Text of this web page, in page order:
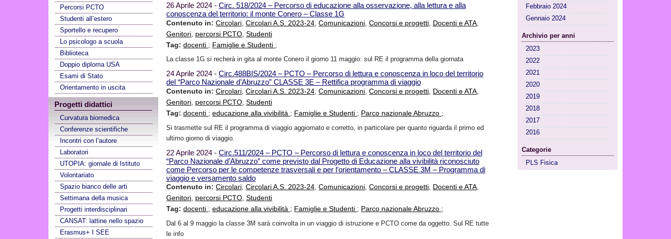
Percorsi PCTO
Studenti all’estero
Sportello e recupero
Lo psicologo a scuola
Biblioteca
Doppio diploma USA
Esami di Stato
Orientamento in uscita
Progetti didattici
Curvatura biomedica
Conferenze scientifiche
Incontri con l’autore
Laboratori
UTOPIA: giornale di Istituto
Volontariato
Spazio bianco delle arti
Settimana della musica
Progetti interdisciplinari
CANSAT: lattine nello spazio
Erasmus+ I SEE
26 Aprile 2024 -Circ. 518/2024 – Percorso di educazione alla osservazione, alla lettura e alla
conoscenza del territorio: il monte Conero – Classe 1G
Contenuto in: Circolari ,Circolari A.S. 2023-24 ,Comunicazioni ,Concorsi e progetti Docenti e ATA
Genitori percorsi PCTO ,Studenti
Tag: docenti ; Famiglie e Studenti ;
La classe 1G si recherà in gita al monte Conero il giorno 11 maggio: sul RE il programma della giornata
24 Aprile 2024 -Circ.488BIS/2024 – PCTO – Percorso di lettura e conoscenza in loco del territorio
del “Parco Nazionale d’Abruzzo” CLASSE 3E – Rettifica programma di viaggio
Contenuto in: Circolari ,Circolari A.S. 2023-24 ,Comunicazioni ,Concorsi e progetti Docenti e ATA
Genitori percorsi PCTO ,Studenti
Tag: docenti ;educazione alla vivibilità ; Famiglie e Studenti ; Parco nazionale Abruzzo ;
Si trasmette sul RE il programma di viaggio aggiornato e corretto, in particolare per quanto riguarda il primo ed
ultimo giorno di viaggio.
22 Aprile 2024 -Circ.511/2024 – PCTO – Percorso di lettura e conoscenza in loco del territorio del
“Parco Nazionale d’Abruzzo” come previsto dal Progetto di Educazione alla vivibilità riconosciuto
come Percorso per le competenze trasversali e per l’orientamento – CLASSE 3M – Programma di
viaggio e versamento saldo
Contenuto in: Circolari,Circolari A.S. 2023-24,Comunicazioni,Concorsi e progetti, Docenti e ATA,
Genitori, percorsi PCTO,Studenti
Tag: docenti ;educazione alla vivibilità ; Famiglie e Studenti ; Parco nazionale Abruzzo ;
Dal 6 al 9 maggio la classe 3M sarà coinvolta in un viaggio di istruzione e PCTO come da oggetto. Sul RE tutte
le info
Febbraio 2024
Gennaio 2024
Archivio per anni
2023
2022
2021
2020
2019
2018
2017
2016
Categorie
PLS Fisica